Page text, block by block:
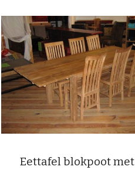
Eettafel blokpoot met